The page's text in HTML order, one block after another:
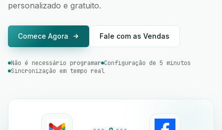
personalizado e gratuito.
Comece Agora Fale com as Vendas
Não é necessário programar Configuração de 5 minutos
Sincronização em tempo real